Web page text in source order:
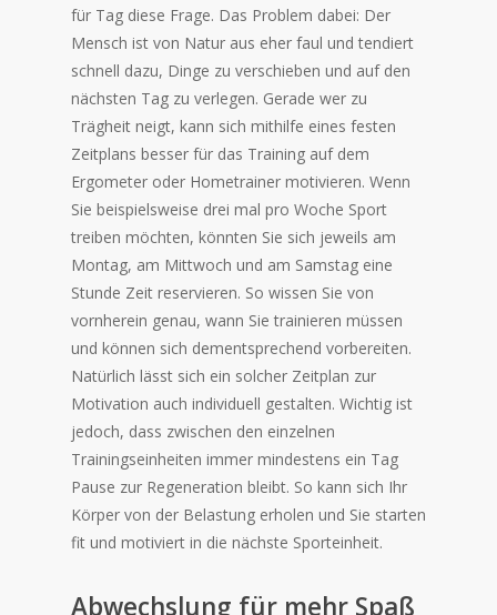
für Tag diese Frage. Das Problem dabei: Der
Mensch ist von Natur aus eher faul und tendiert
schnell dazu, Dinge zu verschieben und auf den
nächsten Tag zu verlegen. Gerade wer zu
Trägheit neigt, kann sich mithilfe eines festen
Zeitplans besser für das Training auf dem
Ergometer oder Hometrainer motivieren. Wenn
Sie beispielsweise drei mal pro Woche Sport
treiben möchten, könnten Sie sich jeweils am
Montag, am Mittwoch und am Samstag eine
Stunde Zeit reservieren. So wissen Sie von
vornherein genau, wann Sie trainieren müssen
und können sich dementsprechend vorbereiten.
Natürlich lässt sich ein solcher Zeitplan zur
Motivation auch individuell gestalten. Wichtig ist
jedoch, dass zwischen den einzelnen
Trainingseinheiten immer mindestens ein Tag
Pause zur Regeneration bleibt. So kann sich Ihr
Körper von der Belastung erholen und Sie starten
fit und motiviert in die nächste Sporteinheit.
Abwechslung für mehr Spaß